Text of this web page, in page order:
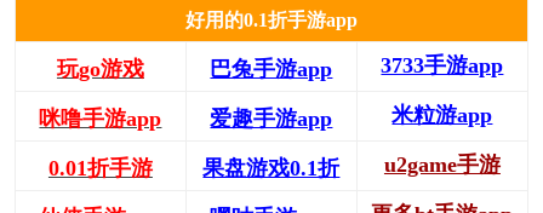
好用的0.1折手游app
玩go游戏 巴兔手游app 3733手游app
咪噜手游app 爱趣手游app 米粒游app
0.01折手游 果盘游戏0.1折 u2game手游